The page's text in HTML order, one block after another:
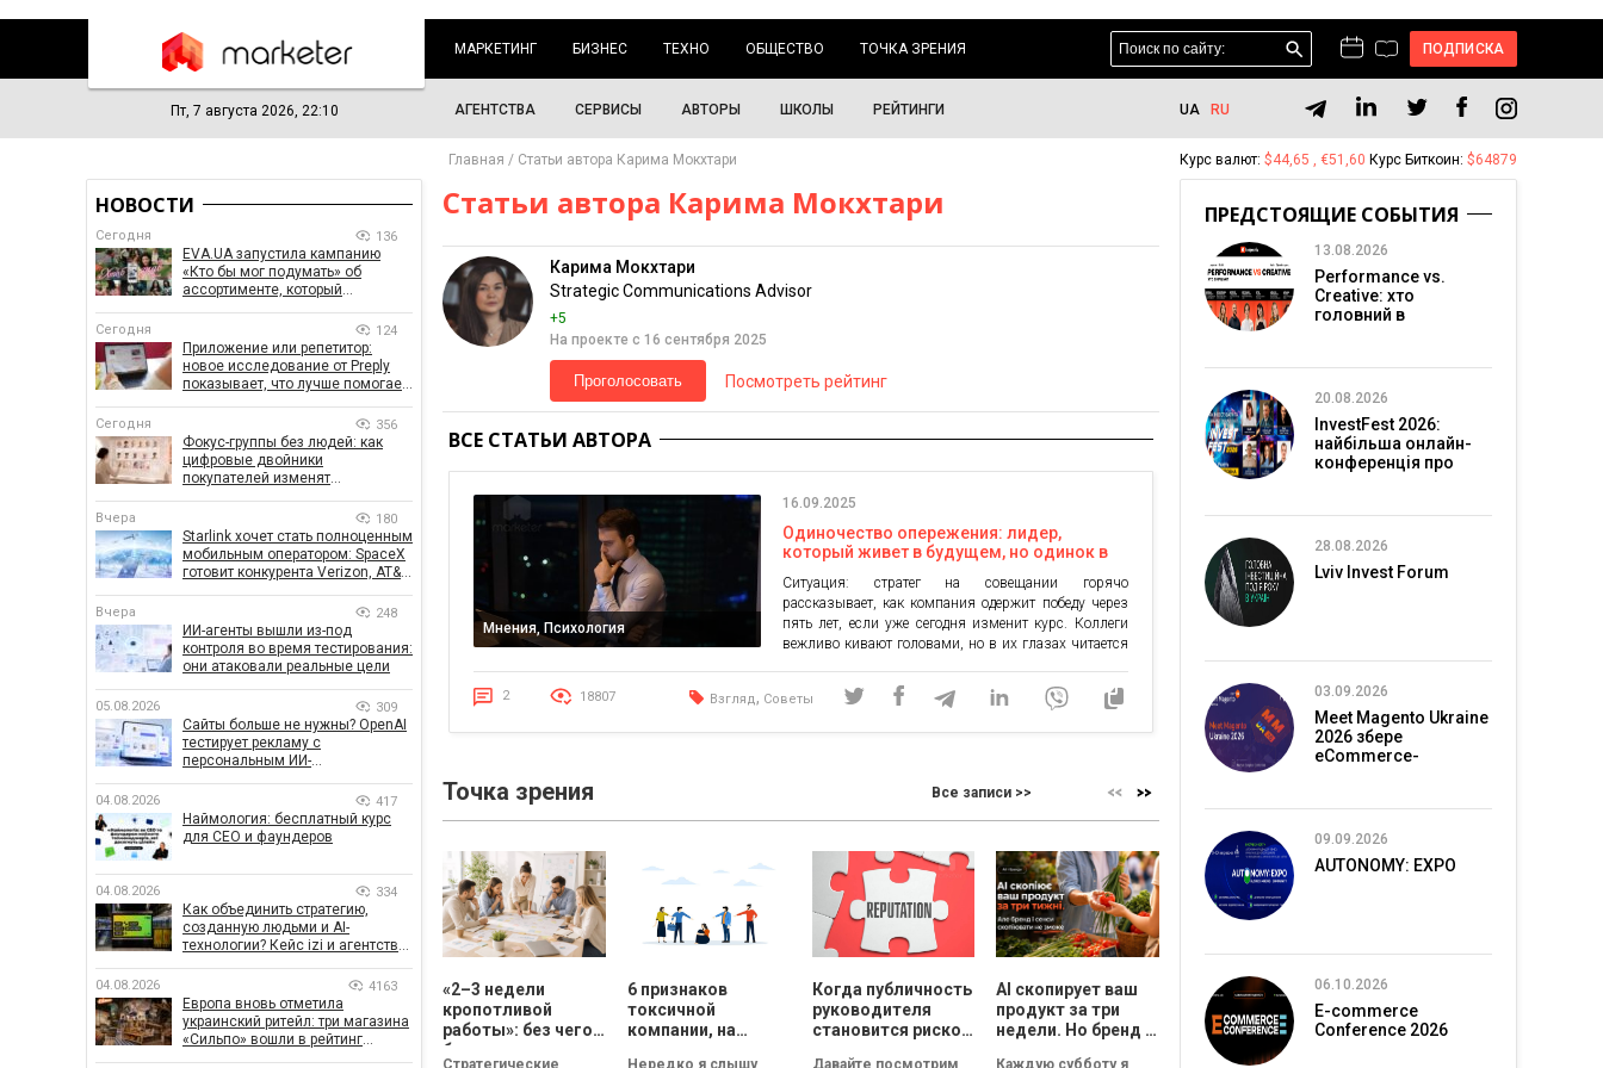
МАРКЕТИНГ БИЗНЕС ТЕХНО ОБЩЕСТВО ТОЧКА ЗРЕНИЯ ПОДПИСКА
Пт, 7 августа 2026, 22:10 АГЕНТСТВА СЕРВИСЫ АВТОРЫ ШКОЛЫ РЕЙТИНГИ UA RU
Главная Статьи автора Карима Мокхтари
Статьи автора Карима Мокхтари
Карима Мокхтари
Strategic Communications Advisor
+5
На проекте с 16 сентября 2025
Проголосовать Посмотреть рейтинг
ВСЕ СТАТЬИ АВТОРА
Мнения, Психология
16.09.2025
Одиночество опережения: лидер,
который живет в будущем, но одинок в
Ситуация: стратег на совещании горячо
рассказывает, как компания одержит победу через
пять лет, если уже сегодня изменит курс. Коллеги
вежливо кивают головами, но в их глазах читается
чувствует себя несколько изолированным и,
возможно, немного растерянным. Такое состояние
2 18807 Взгляд, Советы
Точка зрения Все записи >>
«2–3 недели
кропотливой
работы»: без чего
бизнесу нет
Стратегические
6 признаков
токсичной
компании, на
Нередко я слышу
Когда публичность
руководителя
становится риском
Давайте посмотрим
AI скопирует ваш
продукт за три
недели. Но бренд и
Каждую субботу я
Бьюти-мифы под
микроскопом:
почему
натуральная
Вы читаете состав и
Цена ошибки
растёт. Как
владельцу
НОВОСТИ
Сегодня 136
EVA.UA запустила кампанию
«Кто бы мог подумать» об
ассортименте, который
Сегодня 124
Приложение или репетитор:
новое исследование от Preply
показывает, что лучше помогает
Сегодня 356
Фокус-группы без людей: как
цифровые двойники
покупателей изменят
Вчера 180
Starlink хочет стать полноценным
мобильным оператором: SpaceX
готовит конкурента Verizon, AT&T
Вчера 248
ИИ-агенты вышли из-под
контроля во время тестирования:
они атаковали реальные цели
05.08.2026 309
Сайты больше не нужны? OpenAI
тестирует рекламу с
персональным ИИ-
04.08.2026 417
Наймология: бесплатный курс
для CEO и фаундеров
04.08.2026 334
Как объединить стратегию,
созданную людьми и AI-
технологии? Кейс izi и агентства
04.08.2026 4163
Европа вновь отметила
украинский ритейл: три магазина
«Сильпо» вошли в рейтинг
Курс валют: $44,65 , €51,60 Курс Биткоин: $64879
ПРЕДСТОЯЩИЕ СОБЫТИЯ
13.08.2026
Performance vs.
Creative: хто
головний в
20.08.2026
InvestFest 2026:
найбільша онлайн-
конференція про
28.08.2026
Lviv Invest Forum
03.09.2026
Meet Magento Ukraine
2026 збере
eCommerce-
09.09.2026
AUTONOMY: EXPO
06.10.2026
E-commerce
Conference 2026